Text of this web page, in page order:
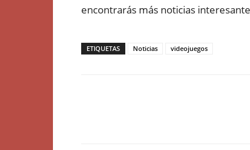
encontrarás más noticias
ETIQUETAS Noticias videojuegos